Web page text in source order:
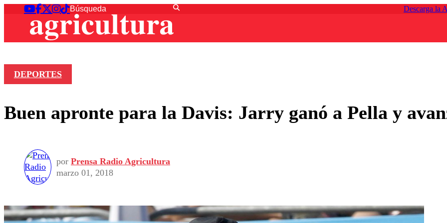
Descarga la
DEPORTES
Buen apronte para la Davis: Jarry ganó a Pella y
por Prensa Radio Agricultura
marzo 01, 2018